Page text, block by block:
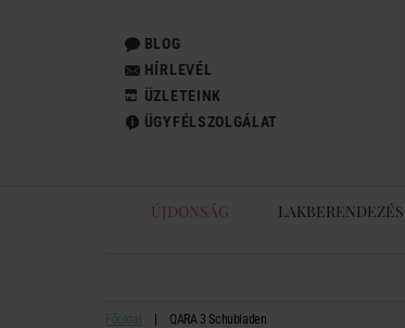
BLOG
HÍRLEVÉL
ÜZLETEINK
ÜGYFÉLSZOLGÁLAT
ÚJDONSÁG LAKBERENDEZÉS
Főoldal QARA 3 Schubladen